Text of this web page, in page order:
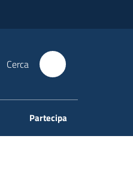
Cerca
Partecipa